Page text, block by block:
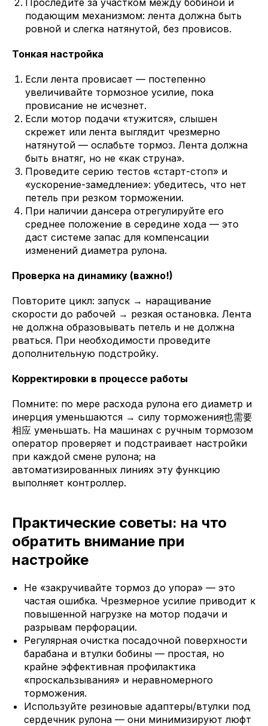
Проследите за участком между бобиной и
подающим механизмом: лента должна быть
ровной и слегка натянутой, без провисов.
Тонкая настройка
Если лента провисает — постепенно
увеличивайте тормозное усилие, пока
провисание не исчезнет.
Если мотор подачи «тужится», слышен
скрежет или лента выглядит чрезмерно
натянутой — ослабьте тормоз. Лента должна
быть внатяг, но не «как струна».
Проведите серию тестов «старт-стоп» и
«ускорение-замедление»: убедитесь, что нет
петель при резком торможении.
При наличии дансера отрегулируйте его
среднее положение в середине хода — это
даст системе запас для компенсации
изменений диаметра рулона.
Проверка на динамику (важно!)
Повторите цикл: запуск → наращивание
скорости до рабочей → резкая остановка. Лента
не должна образовывать петель и не должна
рваться. При необходимости проведите
дополнительную подстройку.
Корректировки в процессе работы
Помните: по мере расхода рулона его диаметр и
инерция уменьшаются → силу торможения也需要
相应 уменьшать. На машинах с ручным тормозом
оператор проверяет и подстраивает настройки
при каждой смене рулона; на
автоматизированных линиях эту функцию
выполняет контроллер.
Практические советы: на что
обратить внимание при
настройке
Не «закручивайте тормоз до упора» — это
частая ошибка. Чрезмерное усилие приводит к
повышенной нагрузке на мотор подачи и
разрывам перфорации.
Регулярная очистка посадочной поверхности
барабана и втулки бобины — простая, но
крайне эффективная профилактика
«проскальзывания» и неравномерного
торможения.
Используйте резиновые адаптеры/втулки под
сердечник рулона — они минимизируют люфт